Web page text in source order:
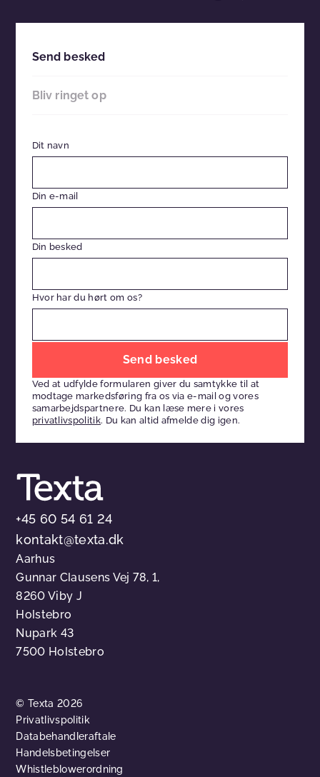
Send besked
Bliv ringet op
Dit navn
Din e-mail
Din besked
Hvor har du hørt om os?
dette
felt
tomt
Ved at udfylde formularen giver du samtykke til at
modtage markedsføring fra os via e-mail og vores
samarbejdspartnere. Du kan læse mere i vores
privatlivspolitik. Du kan altid afmelde dig igen.
+45 60 54 61 24
kontakt@texta.dk
Aarhus
Gunnar Clausens Vej 78, 1,
8260 Viby J
Holstebro
Nupark 43
7500 Holstebro
© Texta 2026
Privatlivspolitik
Databehandleraftale
Handelsbetingelser
Whistleblowerordning